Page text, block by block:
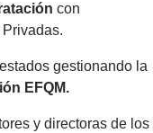
con
gestionando la
EFQM.
y directoras de los